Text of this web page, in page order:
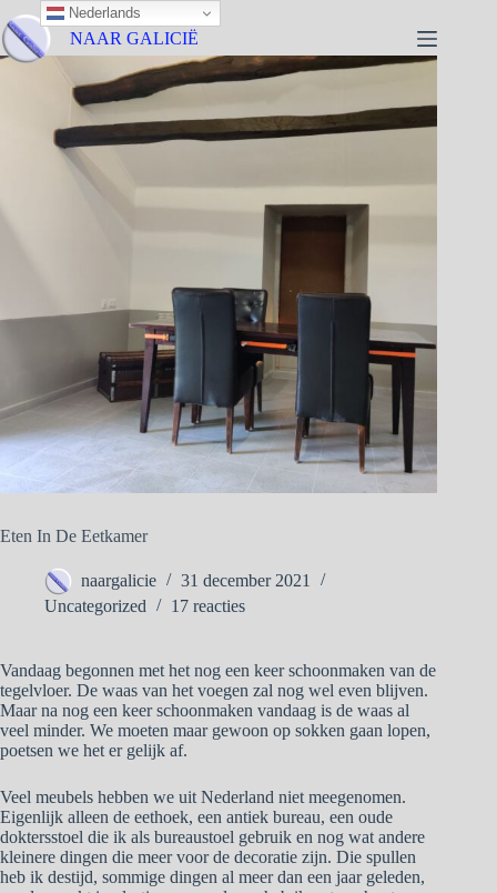
NAAR GALICIË
Eten In De Eetkamer
naargalicie
31 december 2021
Uncategorized
17 reacties
Vandaag begonnen met het nog een keer schoonmaken van de
tegelvloer. De waas van het voegen zal nog wel even blijven.
Maar na nog een keer schoonmaken vandaag is de waas al
veel minder. We moeten maar gewoon op sokken gaan lopen,
poetsen we het er gelijk af.
Veel meubels hebben we uit Nederland niet meegenomen.
Eigenlijk alleen de eethoek, een antiek bureau, een oude
doktersstoel die ik als bureaustoel gebruik en nog wat andere
kleinere dingen die meer voor de decoratie zijn. Die spullen
heb ik destijd, sommige dingen al meer dan een jaar geleden,
Nederlands